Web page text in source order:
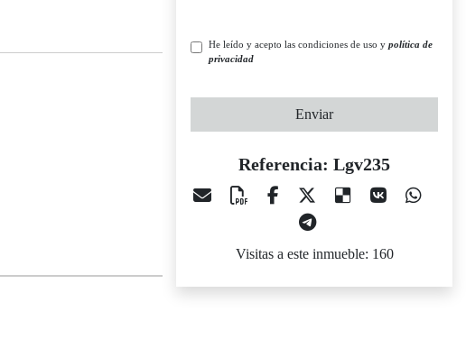
He leído y acepto las condiciones de uso y política de
privacidad
Enviar
Referencia: Lgv235
Visitas a este inmueble: 160